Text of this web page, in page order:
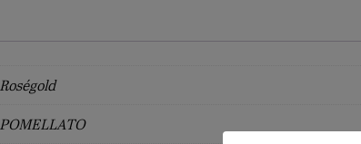
Roségold
POMELLATO